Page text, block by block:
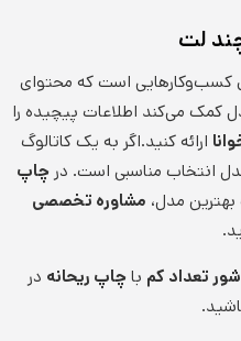
لت
کسب‌وکارهایی است که محتوای
کمک می‌کند اطلاعات پیچیده را
ارائه کنید.اگر به یک کاتالوگ
انتخاب مناسبی است. در چاپ
مدل، مشاوره تخصصی
تعداد کم باچاپ ریحانه در